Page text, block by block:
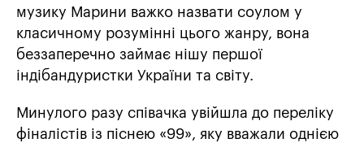
музику Марини важко назвати соулом у
класичному розумінні цього жанру, вона
беззаперечно займає нішу першої
індібандуристки України та світу.
Минулого разу співачка увійшла до переліку
фіналістів із піснею «99», яку вважали однією